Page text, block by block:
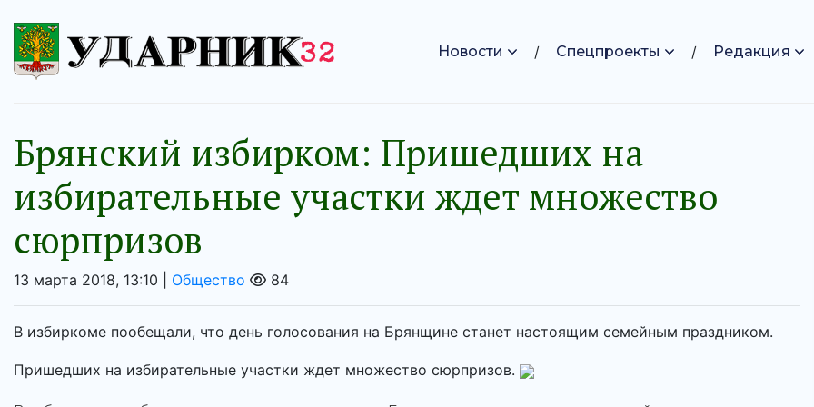
Новости Спецпроекты Редакция
Брянский избирком: Пришедших на
избирательные участки ждет множество
сюрпризов
13 марта 2018, 13:10 | Общество 84
В избиркоме пообещали, что день голосования на Брянщине станет настоящим семейным праздником.
Пришедших на избирательные участки ждет множество сюрпризов.